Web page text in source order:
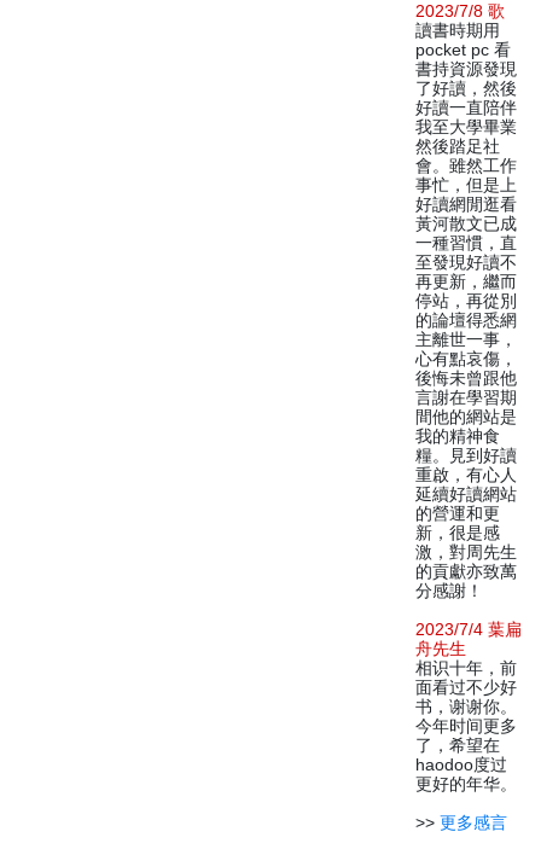
2023/7/8 歌
讀書時期用
pocket pc 看
書持資源發現
了好讀，然後
好讀一直陪伴
我至大學畢業
然後踏足社
會。雖然工作
事忙，但是上
好讀網閒逛看
黃河散文已成
一種習慣，直
至發現好讀不
再更新，繼而
停站，再從別
的論壇得悉網
主離世一事，
心有點哀傷，
後悔未曾跟他
言謝在學習期
間他的網站是
我的精神食
糧。見到好讀
重啟，有心人
延續好讀網站
的營運和更
新，很是感
激，對周先生
的貢獻亦致萬
分感謝！
2023/7/4 葉扁
舟先生
相识十年，前
面看过不少好
书，谢谢你。
今年时间更多
了，希望在
haodoo度过
更好的年华。
>> 更多感言